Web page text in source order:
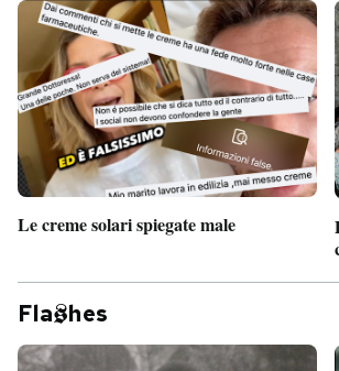
Le creme solari spiegate male
Fla hes